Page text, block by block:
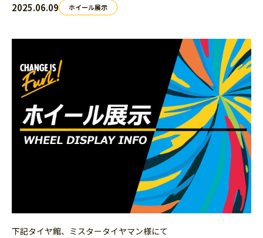
2025.06.09 ホイール展示
下記タイヤ館、ミスタータイヤマン様にて